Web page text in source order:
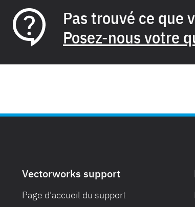
Pas trouvé ce que
Posez-nous votre
Vectorworks support
Page d'accueil du support